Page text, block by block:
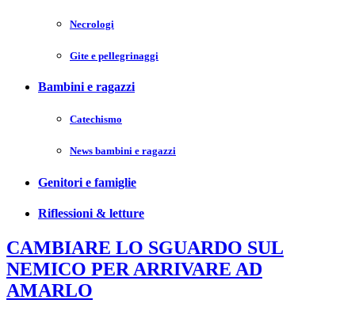
Necrologi
Gite e pellegrinaggi
Bambini e ragazzi
Catechismo
News bambini e ragazzi
Genitori e famiglie
Riflessioni & letture
CAMBIARE LO SGUARDO SUL
NEMICO PER ARRIVARE AD
AMARLO